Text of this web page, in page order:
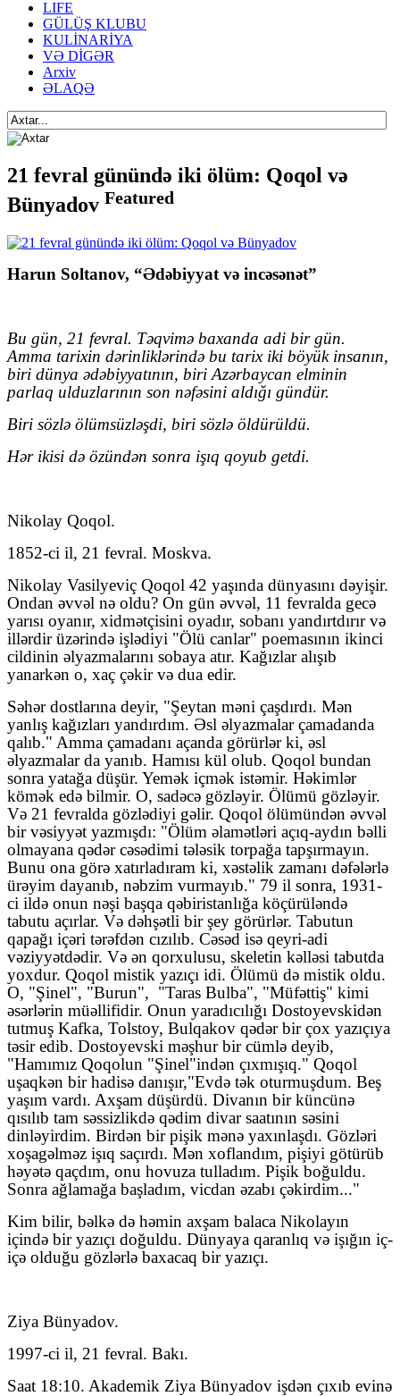
LIFE
GÜLÜŞ KLUBU
KULİNARİYA
VƏ DİGƏR
Arxiv
ƏLAQƏ
21 fevral günündə iki ölüm: Qoqol və
Bünyadov Featured
Harun Soltanov, “Ədəbiyyat və incəsənət”
Bu gün, 21 fevral. Təqvimə baxanda adi bir gün.
Amma tarixin dərinliklərində bu tarix iki böyük insanın,
biri dünya ədəbiyyatının, biri Azərbaycan elminin
parlaq ulduzlarının son nəfəsini aldığı gündür.
Biri sözlə ölümsüzləşdi, biri sözlə öldürüldü.
Hər ikisi də özündən sonra işıq qoyub getdi.
Nikolay Qoqol.
1852-ci il, 21 fevral. Moskva.
Nikolay Vasilyeviç Qoqol 42 yaşında dünyasını dəyişir.
Ondan əvvəl nə oldu? On gün əvvəl, 11 fevralda gecə
yarısı oyanır, xidmətçisini oyadır, sobanı yandırtdırır və
illərdir üzərində işlədiyi "Ölü canlar" poemasının ikinci
cildinin əlyazmalarını sobaya atır. Kağızlar alışıb
yanarkən o, xaç çəkir və dua edir.
Səhər dostlarına deyir, "Şeytan məni çaşdırdı. Mən
yanlış kağızları yandırdım. Əsl əlyazmalar çamadanda
qalıb." Amma çamadanı açanda görürlər ki, əsl
əlyazmalar da yanıb. Hamısı kül olub. Qoqol bundan
sonra yatağa düşür. Yemək içmək istəmir. Həkimlər
kömək edə bilmir. O, sadəcə gözləyir. Ölümü gözləyir.
Və 21 fevralda gözlədiyi gəlir. Qoqol ölümündən əvvəl
bir vəsiyyət yazmışdı: "Ölüm əlamətləri açıq-aydın bəlli
olmayana qədər cəsədimi tələsik torpağa tapşırmayın.
Bunu ona görə xatırladıram ki, xəstəlik zamanı dəfələrlə
ürəyim dayanıb, nəbzim vurmayıb." 79 il sonra, 1931-
ci ildə onun nəşi başqa qəbiristanlığa köçürüləndə
tabutu açırlar. Və dəhşətli bir şey görürlər. Tabutun
qapağı içəri tərəfdən cızılıb. Cəsəd isə qeyri-adi
vəziyyətdədir. Və ən qorxulusu, skeletin kəlləsi tabutda
yoxdur. Qoqol mistik yazıçı idi. Ölümü də mistik oldu.
O, "Şinel", "Burun", "Taras Bulba", "Müfəttiş" kimi
əsərlərin müəllifidir. Onun yaradıcılığı Dostoyevskidən
tutmuş Kafka, Tolstoy, Bulqakov qədər bir çox yazıçıya
təsir edib. Dostoyevski məşhur bir cümlə deyib,
"Hamımız Qoqolun "Şinel"indən çıxmışıq." Qoqol
uşaqkən bir hadisə danışır,"Evdə tək oturmuşdum. Beş
yaşım vardı. Axşam düşürdü. Divanın bir küncünə
qısılıb tam səssizlikdə qədim divar saatının səsini
dinləyirdim. Birdən bir pişik mənə yaxınlaşdı. Gözləri
xoşagəlməz işıq saçırdı. Mən xoflandım, pişiyi götürüb
həyətə qaçdım, onu hovuza tulladım. Pişik boğuldu.
Sonra ağlamağa başladım, vicdan əzabı çəkirdim..."
Kim bilir, bəlkə də həmin axşam balaca Nikolayın
içində bir yazıçı doğuldu. Dünyaya qaranlıq və işığın iç-
içə olduğu gözlərlə baxacaq bir yazıçı.
Ziya Bünyadov.
1997-ci il, 21 fevral. Bakı.
Saat 18:10. Akademik Ziya Bünyadov işdən çıxıb evinə